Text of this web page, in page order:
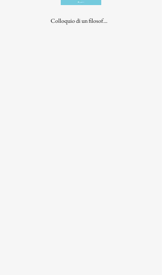
Colloquio di un filosofo con la Marescialla di